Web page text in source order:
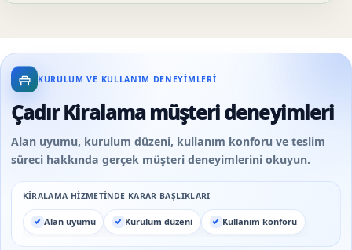
KURULUM VE KULLANIM DENEYIMLERI
Çadır Kiralama müşteri deneyimleri
Alan uyumu, kurulum düzeni, kullanım konforu ve teslim
süreci hakkında gerçek müşteri deneyimlerini okuyun.
KIRALAMA HIZMETINDE KARAR BAŞLIKLARI
Alan uyumu Kurulum düzeni Kullanım konforu